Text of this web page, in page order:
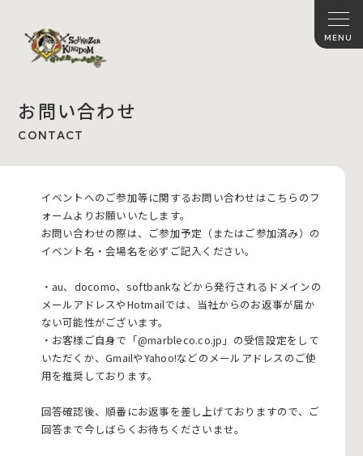
お問い合わせ
CONTACT
イベントへのご参加等に関するお問い合わせはこちらのフ
ォームよりお願いいたします。
お問い合わせの際は、ご参加予定（またはご参加済み）の
イベント名・会場名を必ずご記入ください。
・au、docomo、softbankなどから発行されるドメインの
メールアドレスやHotmailでは、当社からのお返事が届か
ない可能性がございます。
・お客様ご自身で「@marbleco.co.jp」の受信設定をして
いただくか、GmailやYahoo!などのメールアドレスのご使
用を推奨しております。
回答確認後、順番にお返事を差し上げておりますので、ご
回答まで今しばらくお待ちくださいませ。